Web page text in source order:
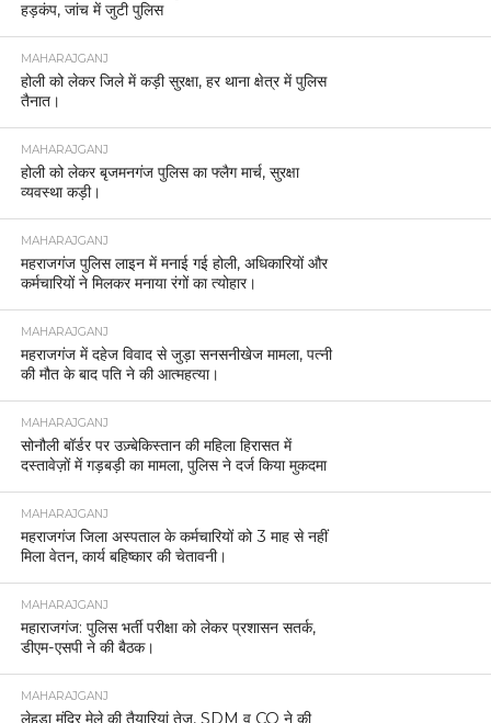
MAHARAJGANJ
चौबंद सुरक्षा व्यवस्था
MAHARAJGANJ
प्रबंधन की तैयारियां
MAHARAJGANJ
सम्मान।
MAHARAJGANJ
हुआ ग्रैंड रिहर्सल
MAHARAJGANJ
2025 रहा निर्णायक : डीएम संतोष कुमार शर्मा
MAHARAJGANJ
व्यवस्था को लेकर दिए सख्त निर्देश
MAHARAJGANJ
के साथ तीन तस्कर गिरफ्तार।
MAHARAJGANJ
हजार रुपये वापस।